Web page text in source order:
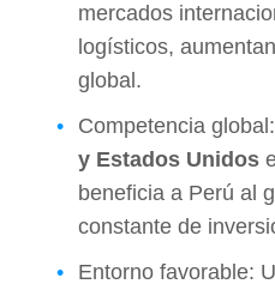
mercados
logísticos,
global.
Competencia
y Estados Unidos
beneficia a Perú al
constante de
Entorno favorable: